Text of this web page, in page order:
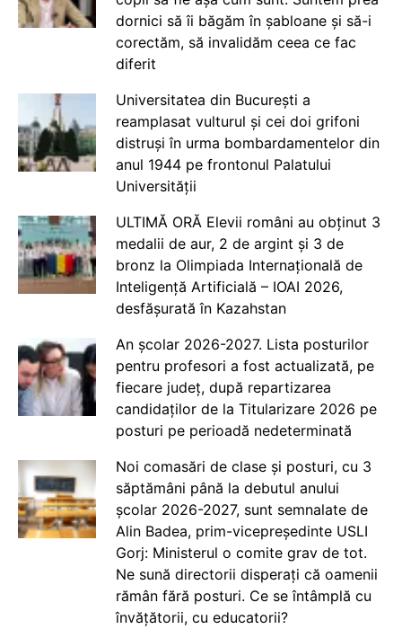
dornici să îi băgăm în șabloane și să-i
corectăm, să invalidăm ceea ce fac
diferit
Universitatea din București a
reamplasat vulturul și cei doi grifoni
distruși în urma bombardamentelor din
anul 1944 pe frontonul Palatului
Universității
ULTIMĂ ORĂ Elevii români au obținut 3
medalii de aur, 2 de argint și 3 de
bronz la Olimpiada Internațională de
Inteligență Artificială – IOAI 2026,
desfășurată în Kazahstan
An școlar 2026-2027. Lista posturilor
pentru profesori a fost actualizată, pe
fiecare județ, după repartizarea
candidaților de la Titularizare 2026 pe
posturi pe perioadă nedeterminată
Noi comasări de clase și posturi, cu 3
săptămâni până la debutul anului
școlar 2026-2027, sunt semnalate de
Alin Badea, prim-vicepreședinte USLI
Gorj: Ministerul o comite grav de tot.
Ne sună directorii disperați că oamenii
rămân fără posturi. Ce se întâmplă cu
învățătorii, cu educatorii?